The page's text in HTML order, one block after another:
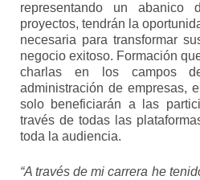
representando un abanico
proyectos, tendrán la
necesaria para transformar
negocio exitoso. Formación
charlas en los campos
administración de empresas,
solo beneficiarán a las
través de todas las
toda la audiencia.
“A través de mi carrera he